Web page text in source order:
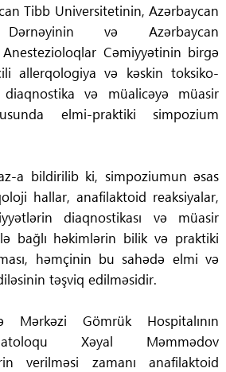
Tibb Universitetinin, Azərbaycan
Dərnəyinin və Azərbaycan
Cəmiyyətinin birgə
allerqologiya və kəskin toksiko-
və müalicəyə müasir
elmi-praktiki simpozium
a bildirilib ki, simpoziumun əsas
hallar, anafilaktoid reaksiyalar,
diaqnostikası və müasir
bağlı həkimlərin bilik və praktiki
həmçinin bu sahədə elmi və
təşviq edilməsidir.
Mərkəzi Gömrük Hospitalının
Xəyal Məmmədov
verilməsi zamanı anafilaktoid